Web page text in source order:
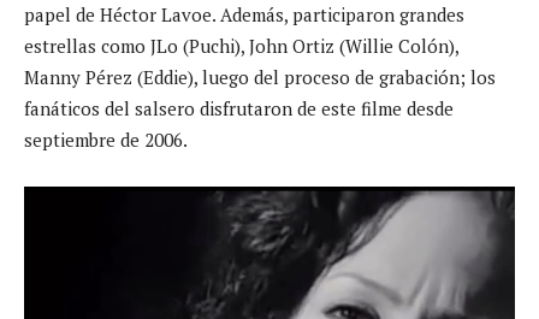
papel de Héctor Lavoe. Además, participaron grandes
estrellas como JLo (Puchi), John Ortiz (Willie Colón),
Manny Pérez (Eddie), luego del proceso de grabación; los
fanáticos del salsero disfrutaron de este filme desde
septiembre de 2006.